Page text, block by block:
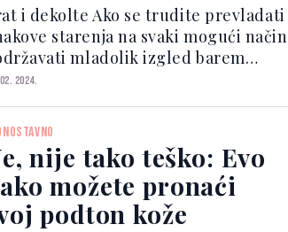
i dekolte Ako se trudite prevladati
starenja na svaki mogući način
mladolik izgled barem
važno je obratiti pažnju na
godina. Bore i opuštena koža
rezervi...
2024.
nije tako teško: Evo
možete pronaći
podton kože